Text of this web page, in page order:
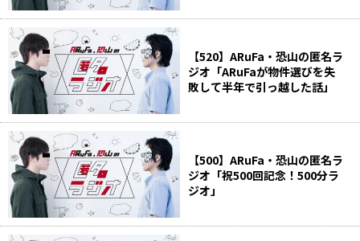
【520】ARuFa・恐山の匿名ラ
ジオ「ARuFaが物件選びを失
敗して半年で引っ越した話」
【500】ARuFa・恐山の匿名ラ
ジオ「祝500回記念！500分ラ
ジオ」